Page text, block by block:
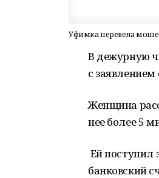
Уфимка перевела
В дежурную
с
Женщина
нее более 5
Ей поступил
банковский